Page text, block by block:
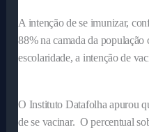
A intenção de se imunizar,
88% na camada da
escolaridade, a intenção de
O Instituto Datafolha apurou
de se vacinar. O percentual